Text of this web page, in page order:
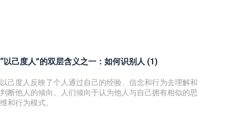
“以己度人”的双层含义之一：如何识别人 (1)
以己度人反映了个人通过自己的经验、信念和行为去理解和
判断他人的倾向。人们倾向于认为他人与自己拥有相似的思
维和行为模式。